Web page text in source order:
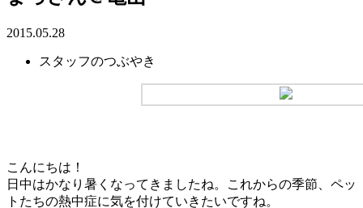
2015.05.28
スタッフのつぶやき
こんにちは！
日中はかなり暑くなってきましたね。これからの季節、ペッ
トたちの熱中症に気を付けていきたいですね。